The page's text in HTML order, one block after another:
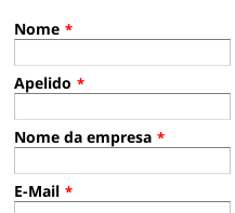
Nome *
Apelido *
Nome da empresa *
E-Mail *